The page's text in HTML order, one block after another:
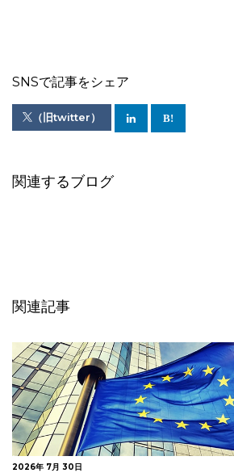
SNSで記事をシェア
（旧twitter）
関連するブログ
関連記事
2026年 7月 24日